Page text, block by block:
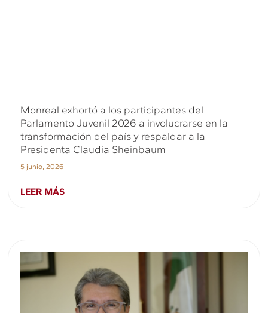
Monreal exhortó a los participantes del
Parlamento Juvenil 2026 a involucrarse en la
transformación del país y respaldar a la
Presidenta Claudia Sheinbaum
5 junio, 2026
LEER MÁS